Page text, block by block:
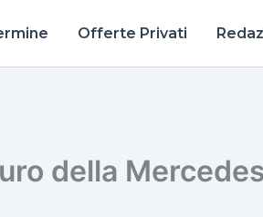
Offerte Privati
della